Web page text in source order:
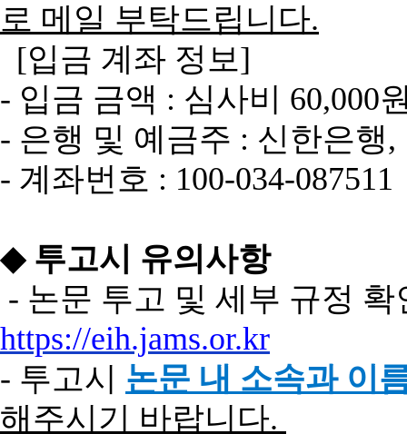
로 메일 부탁드립니다.
[입금 계좌 정보]
- 입금 금액 : 심사비 60,000
- 은행 및 예금주 : 신한은행,
- 계좌번호 : 100-034-087511
◆ 투고시 유의사항
- 논문 투고 및 세부 규정 확
https://eih.jams.or.kr
- 투고시 논문 내 소속과 이
해주시기
바랍니다.